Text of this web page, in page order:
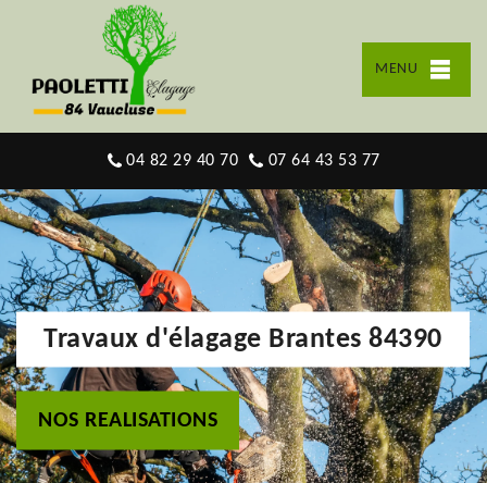
MENU
04 82 29 40 70 07 64 43 53 77
Travaux d'élagage Brantes 84390
NOS REALISATIONS